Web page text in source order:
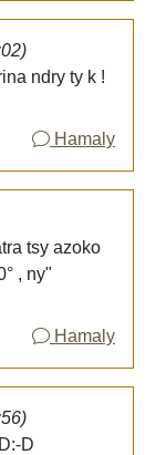
ndry ty k !
Hamaly
tsy azoko
, ny"
Hamaly
D